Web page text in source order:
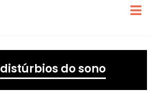
distúrbios do sono